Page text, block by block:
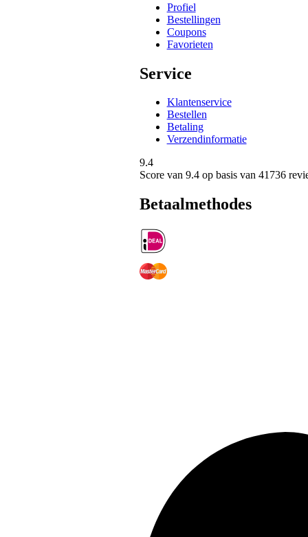
Profiel
Bestellingen
Coupons
Favorieten
Service
Klantenservice
Bestellen
Betaling
Verzendinformatie
9.4
Score van 9.4op basis van 41736
Betaalmethodes